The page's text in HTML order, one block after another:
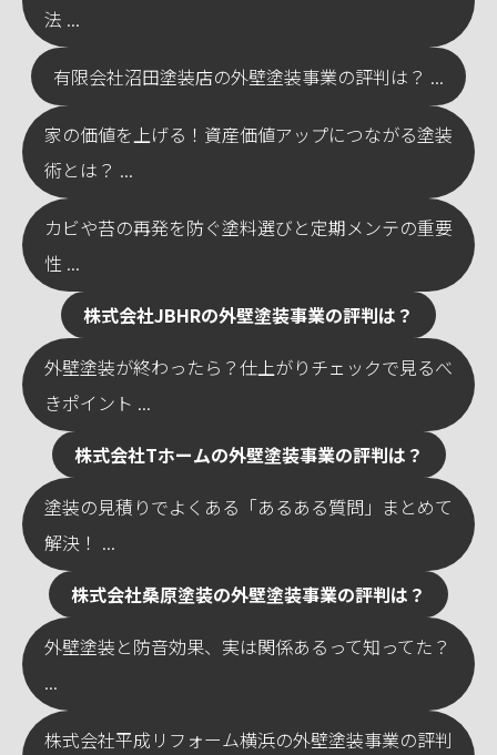
法 ...
有限会社沼田塗装店の外壁塗装事業の評判は？ ...
家の価値を上げる！資産価値アップにつながる塗装
術とは？ ...
カビや苔の再発を防ぐ塗料選びと定期メンテの重要
性 ...
株式会社JBHRの外壁塗装事業の評判は？
外壁塗装が終わったら？仕上がりチェックで見るべ
きポイント ...
株式会社Tホームの外壁塗装事業の評判は？
塗装の見積りでよくある「あるある質問」まとめて
解決！ ...
株式会社桑原塗装の外壁塗装事業の評判は？
外壁塗装と防音効果、実は関係あるって知ってた？
...
株式会社平成リフォーム横浜の外壁塗装事業の評判